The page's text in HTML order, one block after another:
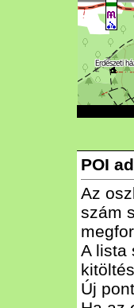
POI
Az
szám
A lista
Új